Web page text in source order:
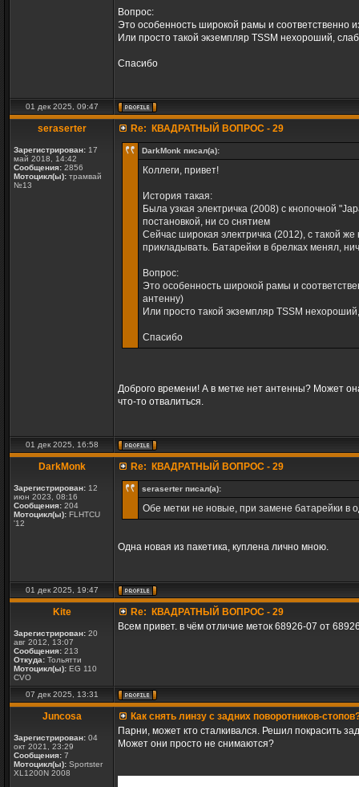
Вопрос:
Это особенность широкой рамы и соответственно
Или просто такой экземпляр TSSM нехороший,
Спасибо
01 дек 2025, 09:47
seraserter
Зарегистрирован: 17
май 2018, 14:42
Сообщения: 2856
Мотоцикл(ы): трамвай
№13
Re: КВАДРАТНЫЙ ВОПРОС - 29
DarkMonk писал(а):
Коллеги, привет!
История такая:
Была узкая электричка (2008) с кнопочной
постановкой, ни со снятием
Сейчас широкая электричка (2012), с такой
прикладывать. Батарейки в брелках менял,
Вопрос:
Это особенность широкой рамы и
антенну)
Или просто такой экземпляр TSSM
Спасибо
Доброго времени! А в метке нет антенны? Может
что-то отвалиться.
01 дек 2025, 16:58
DarkMonk
Зарегистрирован: 12
июн 2023, 08:16
Сообщения: 204
Мотоцикл(ы): FLHTCU
'12
Re: КВАДРАТНЫЙ ВОПРОС - 29
seraserter писал(а):
Обе метки не новые, при замене батарейки в
Одна новая из пакетика, куплена лично мною.
01 дек 2025, 19:47
Kite
Зарегистрирован: 20
авг 2012, 13:07
Сообщения: 213
Откуда: Тольятти
Мотоцикл(ы): EG 110
CVO
Re: КВАДРАТНЫЙ ВОПРОС - 29
Всем привет. в чём отличие меток 68926-07 от
07 дек 2025, 13:31
Juncosa
Зарегистрирован: 04
окт 2021, 23:29
Сообщения: 7
Мотоцикл(ы): Sportster
XL1200N 2008
Как снять линзу с задних поворотников-
Парни, может кто сталкивался. Решил покрасить
Может они просто не снимаются?